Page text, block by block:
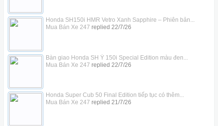
Honda SH150i HMR Vetro Xanh Sapphire – Phiên bản...
Mua Bán Xe 247 replied 22/7/26
Bàn giao Honda SH Ý 150i Special Edition màu đen...
Mua Bán Xe 247 replied 22/7/26
Honda Super Cub 50 Final Edition tiếp tục có thêm...
Mua Bán Xe 247 replied 21/7/26